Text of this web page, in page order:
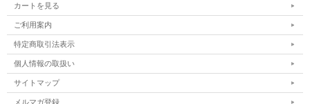
カートを見る
ご利用案内
特定商取引法表示
個人情報の取扱い
サイトマップ
メルマガ登録